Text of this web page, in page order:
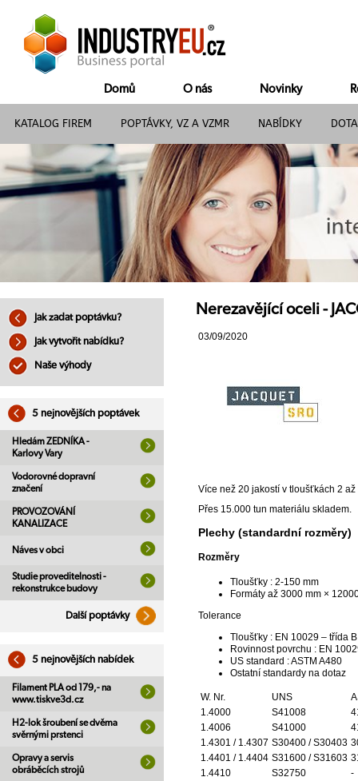
Domů O nás Novinky
KATALOG FIREM POPTÁVKY, VZ A VZMR NABÍDKY
Jak zadat poptávku?
Jak vytvořit nabídku?
Naše výhody
5 nejnovějších poptávek
Hledám ZEDNÍKA -
Karlovy Vary
Vodorovné dopravní
značení
PROVOZOVÁNÍ
KANALIZACE
Náves v obci
Studie proveditelnosti -
rekonstrukce budovy
Další poptávky
5 nejnovějších nabídek
Filament PLA od 179,- na
www.tiskve3d.cz
H2-lok šroubení se dvěma
svěrnými prstenci
Opravy a servis
obráběcích strojů
Nerezavějící oceli -
03/09/2020
Více než 20 jakostí v tloušťkách 2
Přes 15.000 tun materiálu skladem.
Plechy (standardní rozměry)
Rozměry
Tloušťky : 2-150 mm
Formáty až 3000 mm ×
Tolerance
Tloušťky : EN 10029 – třída B
Rovinnost povrchu : EN
US standard : ASTM A480
Ostatní standardy na dotaz
W. Nr. UNS
1.4000
S41008
1.4006
S41000
1.4301 / 1.4307 S30400 / S30403
1.4401 / 1.4404 S31600 / S31603
1.4410
S32750
-